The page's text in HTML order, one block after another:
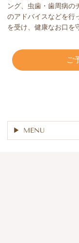
ング、虫歯・歯周病の
のアドバイスなどを行
を受け、健康なお口を
ご
MENU